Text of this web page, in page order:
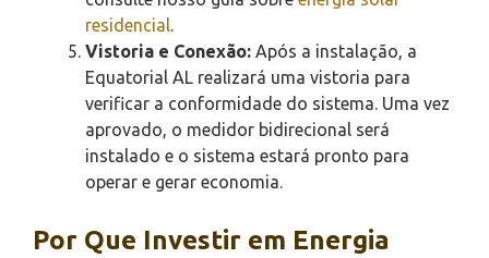
residencial
Vistoria e Conexão: Após a instalação, a
Equatorial AL realizará uma vistoria para
verificar a conformidade do sistema. Uma vez
aprovado, o medidor bidirecional será
instalado e o sistema estará pronto para
operar e gerar economia.
Por Que Investir em Energia